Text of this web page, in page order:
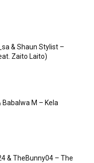
& Shaun Stylist –
Zaito Laito)
Babalwa M – Kela
& TheBunny04 – The